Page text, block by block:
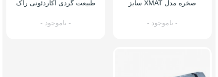
صخره مدل XMAT سایز
- ناموجود -
طبیعت گردی آکاردئونی راک
- ناموجود -